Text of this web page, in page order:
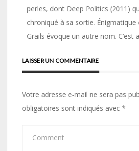
perles, dont Deep Politics (2011)
chroniqué à sa sortie. Énigmatique
Grails évoque un autre nom. C’est
LAISSER UN COMMENTAIRE
Votre adresse e-mail ne sera pas
obligatoires sont indiqués avec *